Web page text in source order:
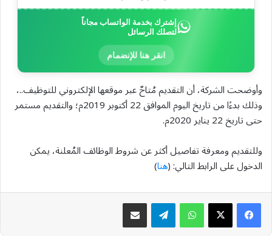
إشترك بخدمة الواتساب مجاناً
لتصلك الرسائل
انقر هنا للإنضمام
وأوضحت الشركة، أن التقديم مُتاحٌ عبر موقعها الإلكتروني للتوظيف..،
وذلك بدءًا من تاريخ اليوم الموافق 22 أكتوبر 2019م؛ والتقديم مستمر
حتى تاريخ 22 يناير 2020م.
وللتقديم ومعرفة تفاصيل أكثر عن شروط الوظائف المُعلنة، يمكن
الدخول على الرابط التالي: (هنا)
واتسابتيلقرام مشاركة عبر البريد